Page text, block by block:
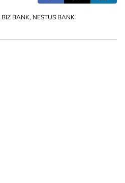
BIZ BANK, NESTUS BANK